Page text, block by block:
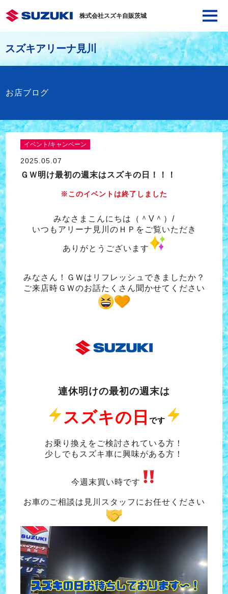
株式会社スズキ自販茨城
スズキアリーナ見川
お店ブログ
イベント/キャンペーン
2025.05.07
ＧＷ明け最初の週末はスズキの日！！！
※このイベントは終了しました
みなさまこんにちは（＾V＾）/
いつもアリーナ見川のＨＰをご覧いただき
ありがとうございます
みなさん！ＧＷはリフレッシュできましたか？
ご来店時ＧＷのお話たくさん聞かせてください
連休明けの最初の週末は
スズキの日 です
お乗り換えをご検討されている方！
少しでもスズキ車に興味がある方！
今週末買い時です
お車のご相談は見川スタッフにお任せください